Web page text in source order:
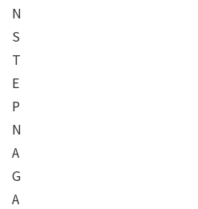
N
S
T
E
P
N
A
G
A